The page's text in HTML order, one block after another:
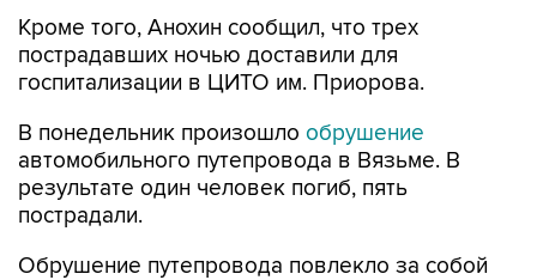
Кроме того, Анохин сообщил, что трех
пострадавших ночью доставили для
госпитализации в ЦИТО им. Приорова.
В понедельник произошло обрушение
автомобильного путепровода в Вязьме. В
результате один человек погиб, пять
пострадали.
Обрушение путепровода повлекло за собой